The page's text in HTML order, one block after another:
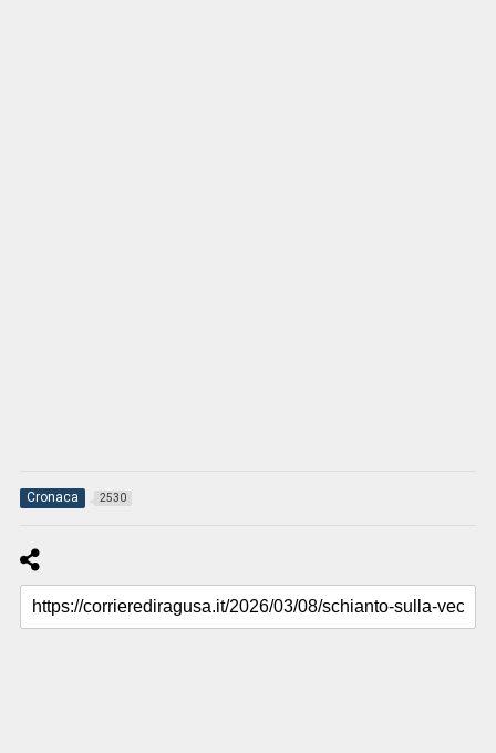
Cronaca 2530